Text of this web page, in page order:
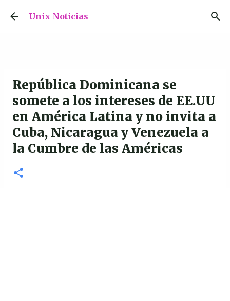
Ir al contenido principal
Unix Noticias
República Dominicana se
somete a los intereses de EE.UU
en América Latina y no invita a
Cuba, Nicaragua y Venezuela a
la Cumbre de las Américas